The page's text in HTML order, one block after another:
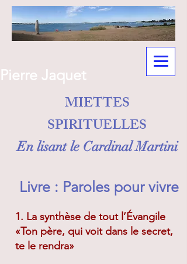
Pierre Jaquet
MIETTES
SPIRITUELLES
En lisant le Cardinal Martini
Livre : Paroles pour vivre
1. La synthèse de tout l’Évangile
«Ton père, qui voit dans le secret,
te le rendra»